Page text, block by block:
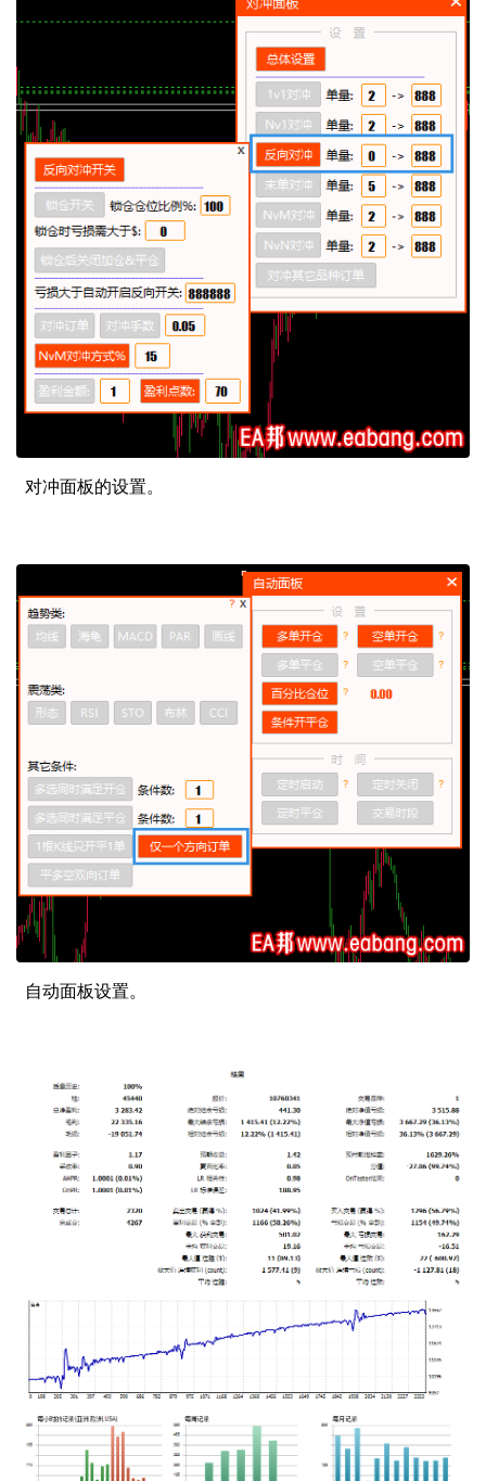
对冲面板的设置。
自动面板设置。